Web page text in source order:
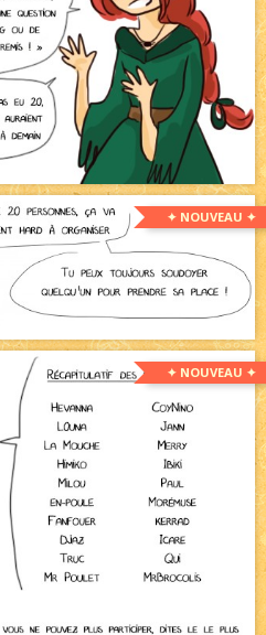
✦ NOUVEAU ✦
✦ NOUVEAU ✦